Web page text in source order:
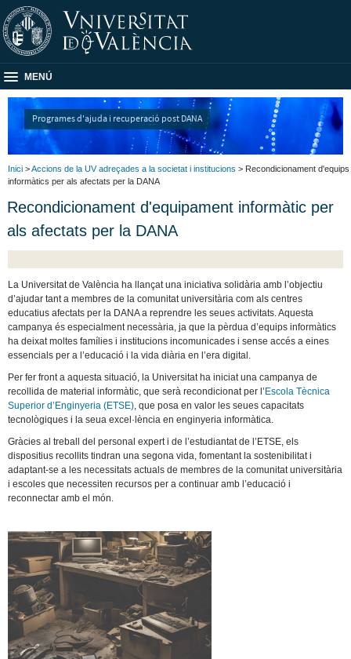
MENÚ
Programes d'ajuda i recuperació post DANA
Inici >Accions de la UV adreçades a la societat i institucions > Recondicionament d'equips
informàtics per als afectats per la DANA
Recondicionament d'equipament informàtic per
als afectats per la DANA
La Universitat de València ha llançat una iniciativa solidària amb l’objectiu
d’ajudar tant a membres de la comunitat universitària com als centres
educatius afectats per la DANA a reprendre les seues activitats. Aquesta
campanya és especialment necessària, ja que la pèrdua d’equips informàtics
ha deixat moltes famílies i institucions incomunicades i sense accés a eines
essencials per a l’educació i la vida diària en l’era digital.
Per fer front a aquesta situació, la Universitat ha iniciat una campanya de
recollida de material informàtic, que serà recondicionat per l’Escola Tècnica
Superior d’Enginyeria (ETSE) , que posa en valor les seues capacitats
tecnològiques i la seua excel·lència en enginyeria informàtica.
Gràcies al treball del personal expert i de l’estudiantat de l’ETSE, els
dispositius recollits tindran una segona vida, fomentant la sostenibilitat i
adaptant-se a les necessitats actuals de membres de la comunitat universitària
i escoles que necessiten recursos per a continuar amb l’educació i
reconnectar amb el món.